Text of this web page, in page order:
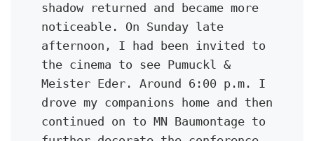
shadow returned and became more
noticeable. On Sunday late
afternoon, I had been invited to
the cinema to see Pumuckl &
Meister Eder. Around 6:00 p.m. I
drove my companions home and then
continued on to MN Baumontage to